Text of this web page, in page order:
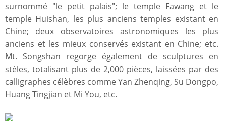
surnommé "le petit palais"; le temple Fawang et le
temple Huishan, les plus anciens temples existant en
Chine; deux observatoires astronomiques les plus
anciens et les mieux conservés existant en Chine; etc.
Mt. Songshan regorge également de sculptures en
stèles, totalisant plus de 2,000 pièces, laissées par des
calligraphes célèbres comme Yan Zhenqing, Su Dongpo,
Huang Tingjian et Mi You, etc.